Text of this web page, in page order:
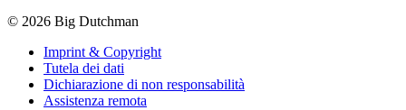
© 2026 Big Dutchman
Imprint & Copyright
Tutela dei dati
Dichiarazione di non responsabilità
Assistenza remota